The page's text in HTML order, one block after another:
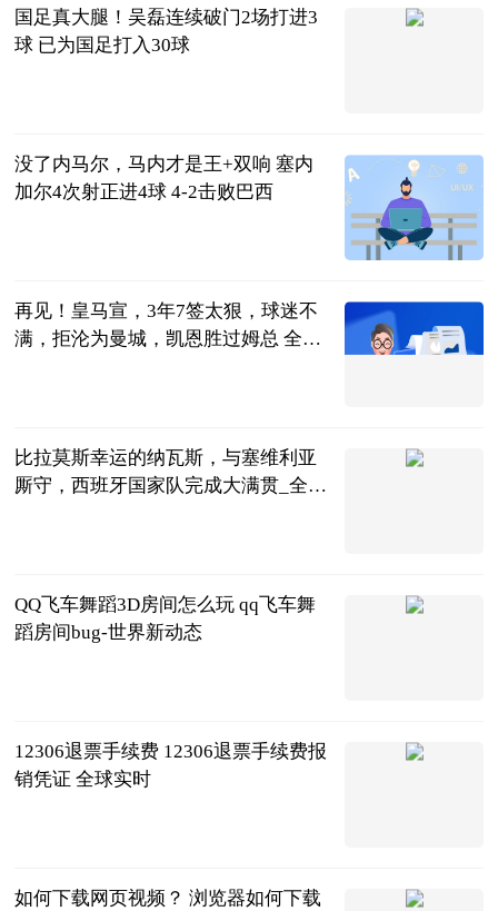
国足真大腿！吴磊连续破门2场打进3
球 已为国足打入30球
没了内马尔，马内才是王+双响 塞内
加尔4次射正进4球 4-2击败巴西
再见！皇马宣，3年7签太狠，球迷不
满，拒沦为曼城，凯恩胜过姆总 全球
比拉莫斯幸运的纳瓦斯，与塞维利亚
厮守，西班牙国家队完成大满贯_全球
QQ飞车舞蹈3D房间怎么玩 qq飞车舞
蹈房间bug-世界新动态
12306退票手续费 12306退票手续费报
销凭证 全球实时
如何下载网页视频？ 浏览器如何下载